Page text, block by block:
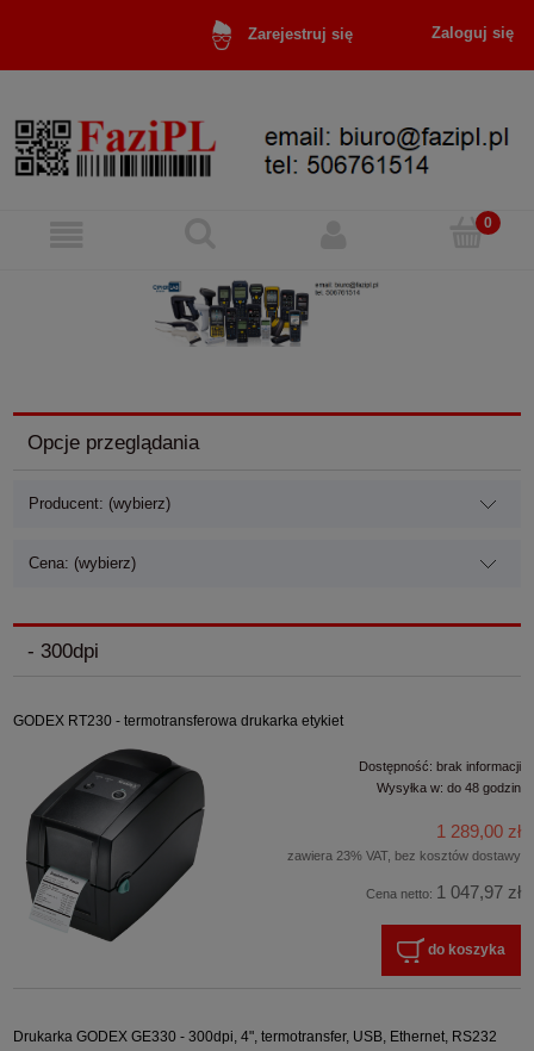
Zarejestruj się Zaloguj się
Opcje przeglądania
Producent: (wybierz)
Cena: (wybierz)
- 300dpi
GODEX RT230 - termotransferowa drukarka etykiet
Dostępność: brak informacji
Wysyłka w: do 48 godzin
1 289,00 zł
zawiera 23% VAT, bez kosztów dostawy
Cena netto: 1 047,97 zł
do koszyka
Drukarka GODEX GE330 - 300dpi, 4", termotransfer, USB, Ethernet, RS232